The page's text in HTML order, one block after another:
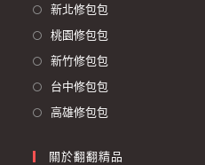
新北修包包
桃園修包包
新竹修包包
台中修包包
高雄修包包
關於翻翻精品